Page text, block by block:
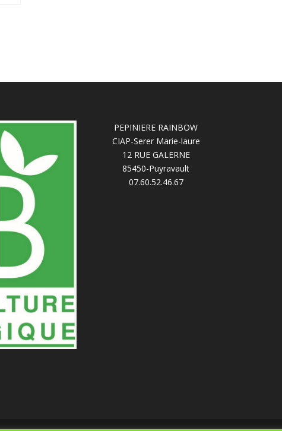
PEPINIERE RAINBOW
CIAP-Serer Marie-laure
12 RUE GALERNE
85450-Puyravault
07.60.52.46.67